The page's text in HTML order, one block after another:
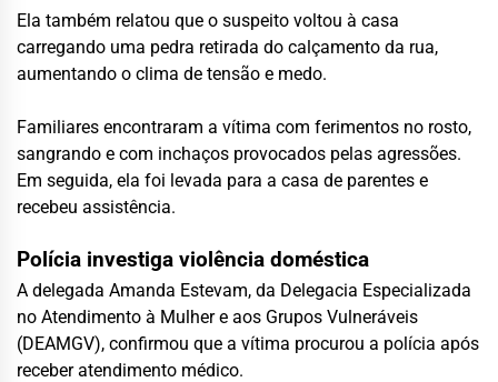
Ela também relatou que o suspeito voltou à casa
carregando uma pedra retirada do calçamento da rua,
aumentando o clima de tensão e medo.
Familiares encontraram a vítima com ferimentos no rosto,
sangrando e com inchaços provocados pelas agressões.
Em seguida, ela foi levada para a casa de parentes e
recebeu assistência.
Polícia investiga violência doméstica
A delegada Amanda Estevam, da Delegacia Especializada
no Atendimento à Mulher e aos Grupos Vulneráveis
(DEAMGV), confirmou que a vítima procurou a polícia após
receber atendimento médico.